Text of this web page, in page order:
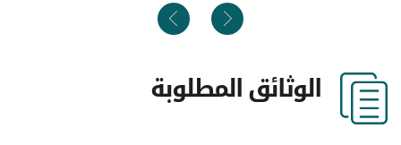
الوثائق المطلوبة